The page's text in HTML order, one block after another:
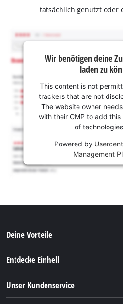
tatsächlich genutzt oder
Wir benötigen deine
laden zu
This content is not
trackers that are not
The website owner
with their CMP to add
of
Powered by
Management
Deine Vorteile
Entdecke Einhell
Unser Kundenservice